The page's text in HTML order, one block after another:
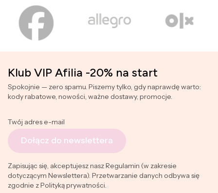
Klub VIP Afilia -20% na start
Spokojnie — zero spamu. Piszemy tylko, gdy naprawdę warto:
kody rabatowe, nowości, ważne dostawy, promocje.
Twój adres e-mail
Dołącz do newslettera
Zapisując się, akceptujesz nasz Regulamin (w zakresie
dotyczącym Newslettera). Przetwarzanie danych odbywa się
zgodnie z Polityką prywatności.